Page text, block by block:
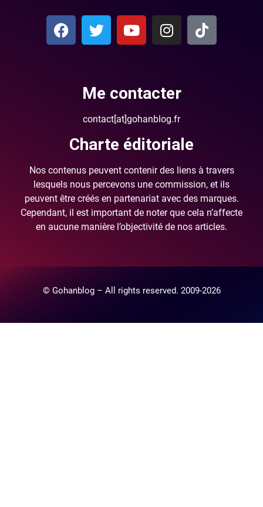
Me contacter
contact[at]gohanblog.fr
Charte éditoriale
Nos contenus peuvent contenir des liens à travers
lesquels nous percevons une commission, et ils
peuvent être créés en partenariat avec des marques.
Cependant, il est important de noter que cela n’affecte
en aucune manière l’objectivité de nos articles.
© Gohanblog – All rights reserved. 2009-2026